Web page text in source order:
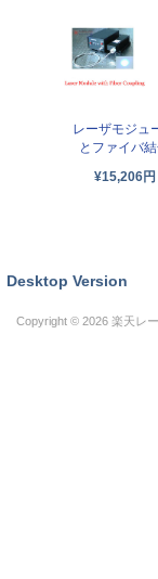
レーザモジュ
とファイバ
¥15,206円
Desktop Version
Copyright © 2026 楽天レ